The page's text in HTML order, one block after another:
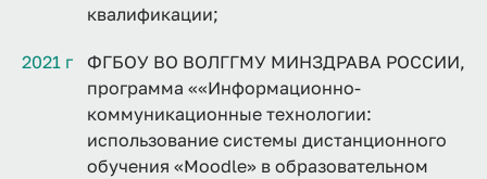
квалификации;
2021 г
ФГБОУ ВО ВОЛГГМУ МИНЗДРАВА РОССИИ,
программа ««Информационно-
коммуникационные технологии:
использование системы дистанционного
обучения «Moodle» в образовательном